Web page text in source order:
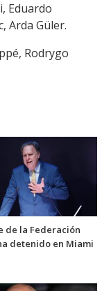
Eduardo
Arda Güler.
Rodrygo
de la Federación
detenido en Miami